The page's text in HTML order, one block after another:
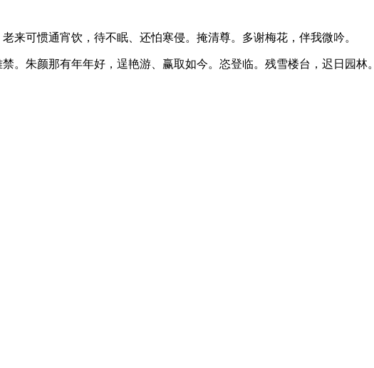
来可惯通宵饮，待不眠、还怕寒侵。掩清尊。多谢梅花，伴我微吟。
。朱颜那有年年好，逞艳游、赢取如今。恣登临。残雪楼台，迟日园林。